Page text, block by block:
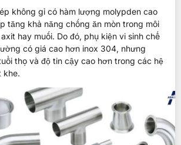
không gỉ có hàm lượng molypden cao
tăng khả năng chống ăn mòn trong môi
hay muối. Do đó, phụ kiện vi sinh chế
có giá cao hơn inox 304, nhưng
thọ và độ tin cậy cao hơn trong các hệ
khe.